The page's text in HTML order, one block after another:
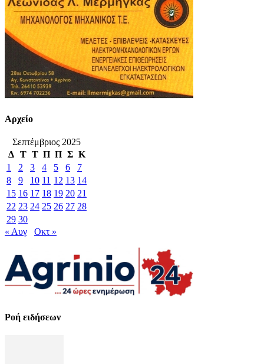
Αρχείο
Σεπτέμβριος 2025
Δ Τ Τ Π Π Σ Κ
1
2 3 4 5 6
7
8
9 10 11 12 13 14
15 16 17 18 19 20 21
22 23 24 25 26 27 28
29 30
« Αυγ
Οκτ »
Ροή ειδήσεων